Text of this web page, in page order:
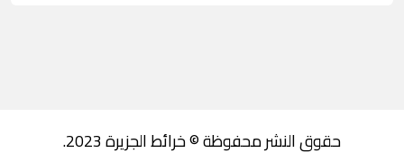
حقوق النشر محفوظة © خرائط الجزيرة 2023.